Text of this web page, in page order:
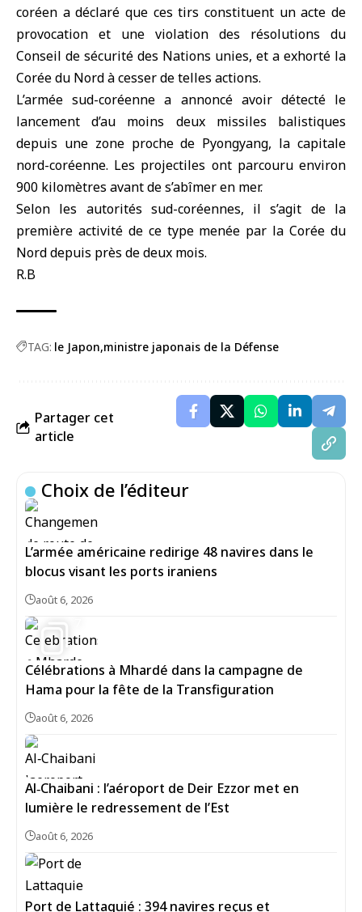
coréen a déclaré que ces tirs constituent un acte de
provocation et une violation des résolutions du
Conseil de sécurité des Nations unies, et a exhorté la
Corée du Nord à cesser de telles actions.
L’armée sud-coréenne a annoncé avoir détecté le
lancement d’au moins deux missiles balistiques
depuis une zone proche de Pyongyang, la capitale
nord-coréenne. Les projectiles ont parcouru environ
900 kilomètres avant de s’abîmer en mer.
Selon les autorités sud-coréennes, il s’agit de la
première activité de ce type menée par la Corée du
Nord depuis près de deux mois.
R.B
TAG: le Japon ministre japonais de la Défense
Partager cet
article
Choix de l’éditeur
L’armée américaine redirige 48 navires dans le
blocus visant les ports iraniens
août 6, 2026
Célébrations à Mhardé dans la campagne de
Hama pour la fête de la Transfiguration
août 6, 2026
Al‑Chaibani : l’aéroport de Deir Ezzor met en
lumière le redressement de l’Est
août 6, 2026
Port de Lattaquié : 394 navires reçus et